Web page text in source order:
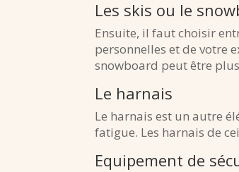
Les skis ou le
Ensuite, il faut choisir
personnelles et de votre
snowboard peut être
Le harnais
Le harnais est un autre
fatigue. Les harnais de
Equipement de